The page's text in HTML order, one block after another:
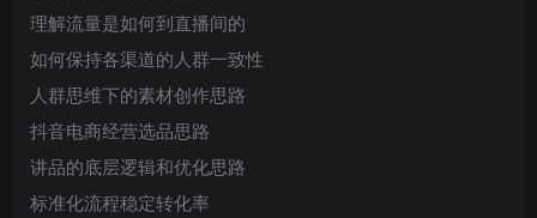
理解流量是如何到直播间的
如何保持各渠道的人群一致性
人群思维下的素材创作思路
抖音电商经营选品思路
讲品的底层逻辑和优化思路
标准化流程稳定转化率